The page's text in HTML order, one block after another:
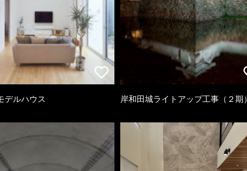
デルハウス 岸和田城ライトアップ工事（２期）